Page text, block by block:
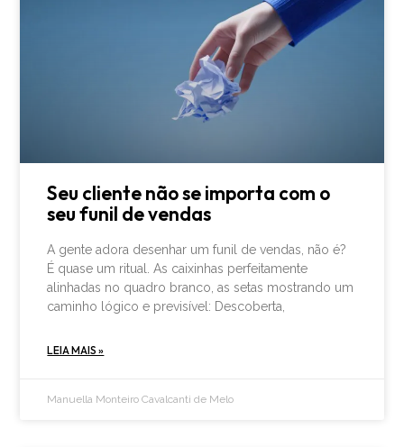
Seu cliente não se importa com o
seu funil de vendas
A gente adora desenhar um funil de vendas, não é?
É quase um ritual. As caixinhas perfeitamente
alinhadas no quadro branco, as setas mostrando um
caminho lógico e previsível: Descoberta,
LEIA MAIS »
Manuella Monteiro Cavalcanti de Melo